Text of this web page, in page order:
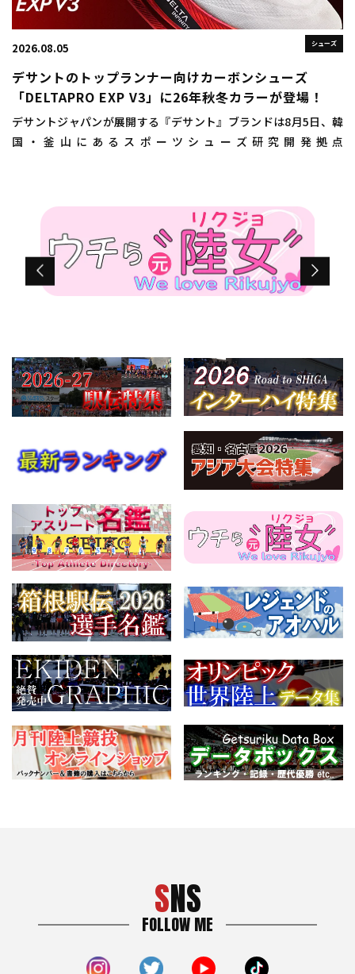
シューズ
2026.08.05
デサントのトップランナー向けカーボンシューズ
「DELTAPRO EXP V3」に26年秋冬カラーが登場！
デサントジャパンが展開する『デサント』ブランドは8月5日、韓
国・釜山にあるスポーツシューズ研究開発拠点
SNS
FOLLOW ME